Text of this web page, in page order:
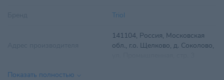
Triol
141104, Россия, Московская
обл., г.о. Щелково, д. Соколово,
Показать полностью